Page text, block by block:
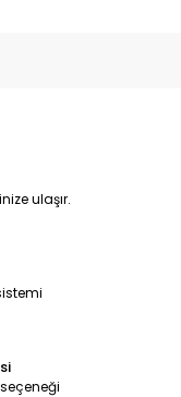
ulaşır.